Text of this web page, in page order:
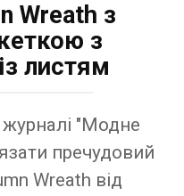
Wreath з
з
листям
журналі "Модне
пречудовий
Wreath від